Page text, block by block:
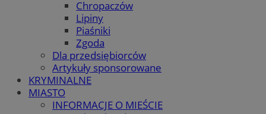
Chropaczów
Lipiny
Piaśniki
Zgoda
Dla przedsiębiorców
Artykuły sponsorowane
KRYMINALNE
MIASTO
INFORMACJE O MIEŚCIE